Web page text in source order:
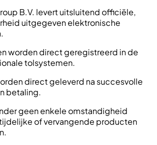
B.V. levert uitsluitend officiële,
uitgegeven elektronische
worden direct geregistreerd in de
tolsystemen.
direct geleverd na succesvolle
betaling.
geen enkele omstandigheid
of vervangende producten